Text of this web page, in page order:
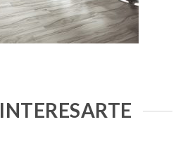
INTERESARTE